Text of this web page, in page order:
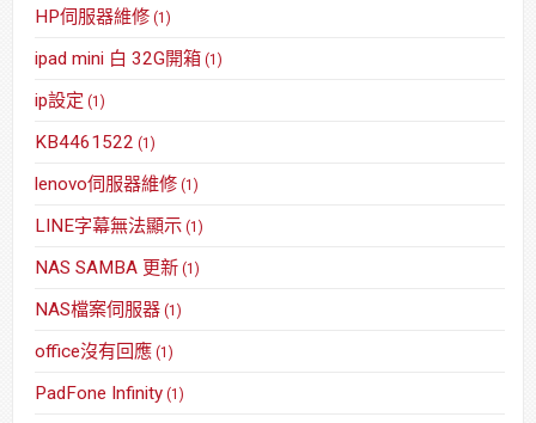
HP伺服器維修 (1)
ipad mini 白 32G開箱 (1)
ip設定 (1)
KB4461522 (1)
lenovo伺服器維修 (1)
LINE字幕無法顯示 (1)
NAS SAMBA 更新 (1)
NAS檔案伺服器 (1)
office沒有回應 (1)
PadFone Infinity (1)